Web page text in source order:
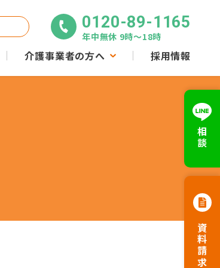
介護事業者の方へ 採用情報
0120-89-1165
年中無休 9時〜18時
相談
資料請求